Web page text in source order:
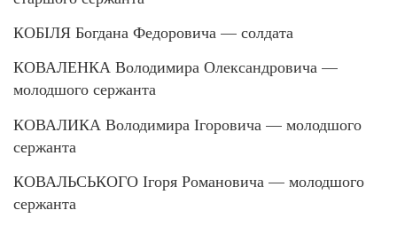
КОБІЛЯ Богдана Федоровича — солдата
КОВАЛЕНКА Володимира Олександровича —
молодшого сержанта
КОВАЛИКА Володимира Ігоровича — молодшого
сержанта
КОВАЛЬСЬКОГО Ігоря Романовича — молодшого
сержанта